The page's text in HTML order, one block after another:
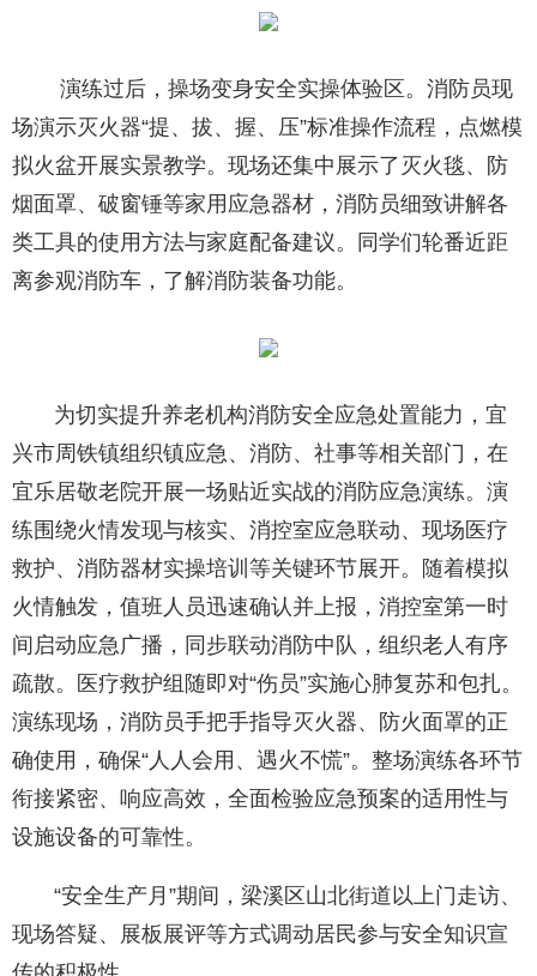
演练过后，操场变身安全实操体验区。消防员现
场演示灭火器“提、拔、握、压”标准操作流程，点燃模
拟火盆开展实景教学。现场还集中展示了灭火毯、防
烟面罩、破窗锤等家用应急器材，消防员细致讲解各
类工具的使用方法与家庭配备建议。同学们轮番近距
离参观消防车，了解消防装备功能。
为切实提升养老机构消防安全应急处置能力，宜
兴市周铁镇组织镇应急、消防、社事等相关部门，在
宜乐居敬老院开展一场贴近实战的消防应急演练。演
练围绕火情发现与核实、消控室应急联动、现场医疗
救护、消防器材实操培训等关键环节展开。随着模拟
火情触发，值班人员迅速确认并上报，消控室第一时
间启动应急广播，同步联动消防中队，组织老人有序
疏散。医疗救护组随即对“伤员”实施心肺复苏和包扎。
演练现场，消防员手把手指导灭火器、防火面罩的正
确使用，确保“人人会用、遇火不慌”。整场演练各环节
衔接紧密、响应高效，全面检验应急预案的适用性与
设施设备的可靠性。
“安全生产月”期间，梁溪区山北街道以上门走访、
现场答疑、展板展评等方式调动居民参与安全知识宣